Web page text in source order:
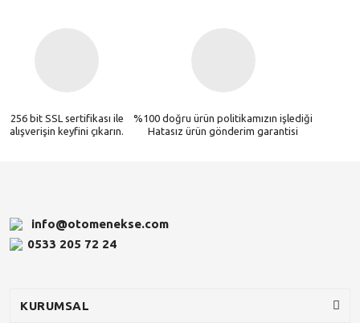
256 bit SSL sertifikası ile
alışverişin keyfini çıkarın.
%100 doğru ürün politikamızın işlediği
Hatasız ürün gönderim garantisi
info@otomenekse.com
0533 205 72 24
KURUMSAL